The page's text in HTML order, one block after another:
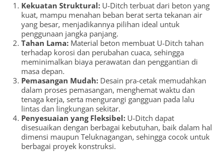
Kekuatan Struktural: U-Ditch terbuat dari beton yang
kuat, mampu menahan beban berat serta tekanan air
yang besar, menjadikannya pilihan ideal untuk
penggunaan jangka panjang.
Tahan Lama: Material beton membuat U-Ditch tahan
terhadap korosi dan perubahan cuaca, sehingga
meminimalkan biaya perawatan dan penggantian di
masa depan.
Pemasangan Mudah: Desain pra-cetak memudahkan
dalam proses pemasangan, menghemat waktu dan
tenaga kerja, serta mengurangi gangguan pada lalu
lintas dan lingkungan sekitar.
Penyesuaian yang Fleksibel: U-Ditch dapat
disesuaikan dengan berbagai kebutuhan, baik dalam hal
dimensi maupun Teluknagangan, sehingga cocok untuk
berbagai proyek konstruksi.